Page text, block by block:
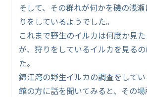
そして、その群れが何かを磯の浅
りをしているようでした。
これまで野生のイルカは何度か見
が、狩りをしているイルカを見る
た。
錦江湾の野生イルカの調査をして
館の方に話を聞いてみると、その